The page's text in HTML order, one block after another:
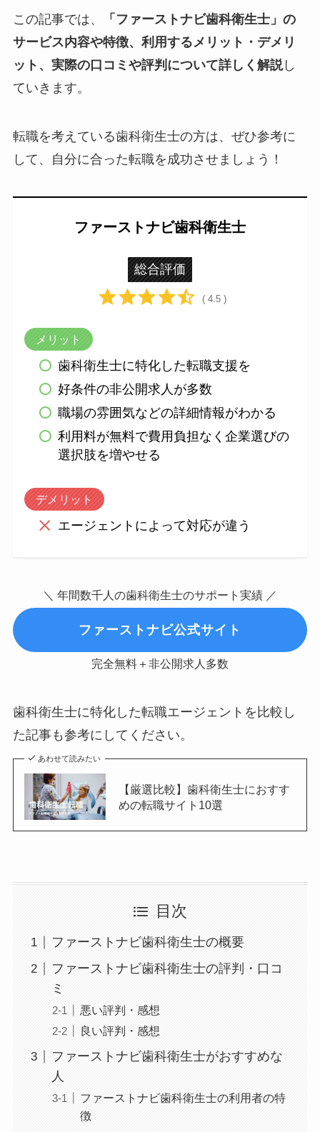
この記事では、
「ファーストナビ歯科衛生士」の
サービス内容や特徴、利用するメリット・デメリ
ット、実際の口コミや評判について詳しく解説し
ていきます。
転職を考えている歯科衛生士の方は、ぜひ参考に
して、自分に合った転職を成功させましょう！
ファーストナビ歯科衛生士
総合評価
( 4.5 )
メリット
歯科衛生士に特化した転職支援を
好条件の非公開求人が多数
職場の雰囲気などの詳細情報がわかる
利用料が無料で費用負担なく企業選びの
選択肢を増やせる
デメリット
エージェントによって対応が違う
＼ 年間数千人の歯科衛生士のサポート実績 ／
ファーストナビ公式サイト
完全無料＋非公開求人多数
歯科衛生士に特化した転職エージェントを比較し
た記事も参考にしてください。
あわせて読みたい
【厳選比較】歯科衛生士におすす
めの転職サイト10選
目次
ファーストナビ歯科衛生士の概要
ファーストナビ歯科衛生士の評判・口コ
ミ
悪い評判・感想
良い評判・感想
ファーストナビ歯科衛生士がおすすめな
人
ファーストナビ歯科衛生士の利用者の特
徴